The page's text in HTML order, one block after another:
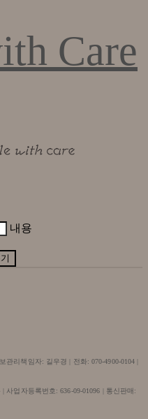
Care
내용
리책임자: 길우경 | 전화: 070-4900-0104 |
| 사업자등록번호:636-09-01096 | 통신판매: